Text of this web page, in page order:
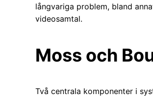
långvariga problem, bland
videosamtal.
Moss och
Två centrala komponenter i